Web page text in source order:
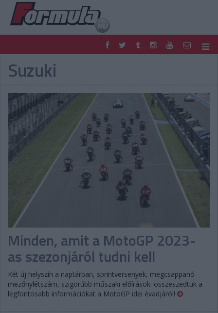
F1
FORMULA
RETRO
EGYÉB
PODCAST
SHOP
LIVE
TIPPJÁTÉK
DIGITÁLIS MAGAZIN
PONTÁLLÁSOK
VERSENYNAPTÁRAK
Suzuki
Minden, amit a MotoGP 2023-
as szezonjáról tudni kell
Két új helyszín a naptárban, sprintversenyek, megcsappanó
mezőnylétszám, szigorúbb műszaki előírások: összeszedtük a
legfontosabb információkat a MotoGP idei évadjáról!